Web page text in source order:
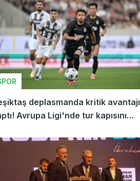
deplasmanda kritik avantajı
Avrupa Ligi'nde tur kapısını